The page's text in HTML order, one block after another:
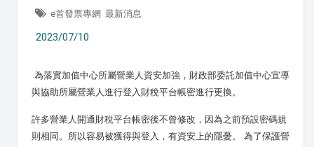
e首發票專網 最新消息
2023/07/10
為落實加值中心所屬營業人資安加強，財政部委託加值中心宣導
與協助所屬營業人進行登入財稅平台帳密進行更換。
許多營業人開通財稅平台帳密後不曾修改，因為之前預設密碼規
則相同。所以容易被獲得與登入，有資安上的隱憂。 為了保護營